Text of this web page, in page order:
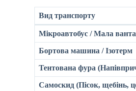
Вид транспорту
Мікроавтобус / Мала
Бортова машина / Ізотерм
Тентована фура
Самоскид (Пісок, щебінь,